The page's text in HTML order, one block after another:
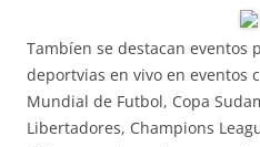
Tambíen se destacan eventos
deportvias en vivo en eventos
Mundial de Futbol, Copa
Libertadores, Champions